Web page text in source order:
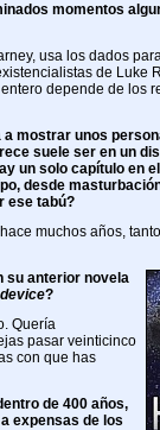
momentos
usa los dados
de Luke
depende de los
mostrar unos
suele ser en un
un solo capítulo en
desde
ese tabú?
muchos años,
su anterior novela
?
Quería
pasar veinticinco
con que has
de 400 años,
expensas de los